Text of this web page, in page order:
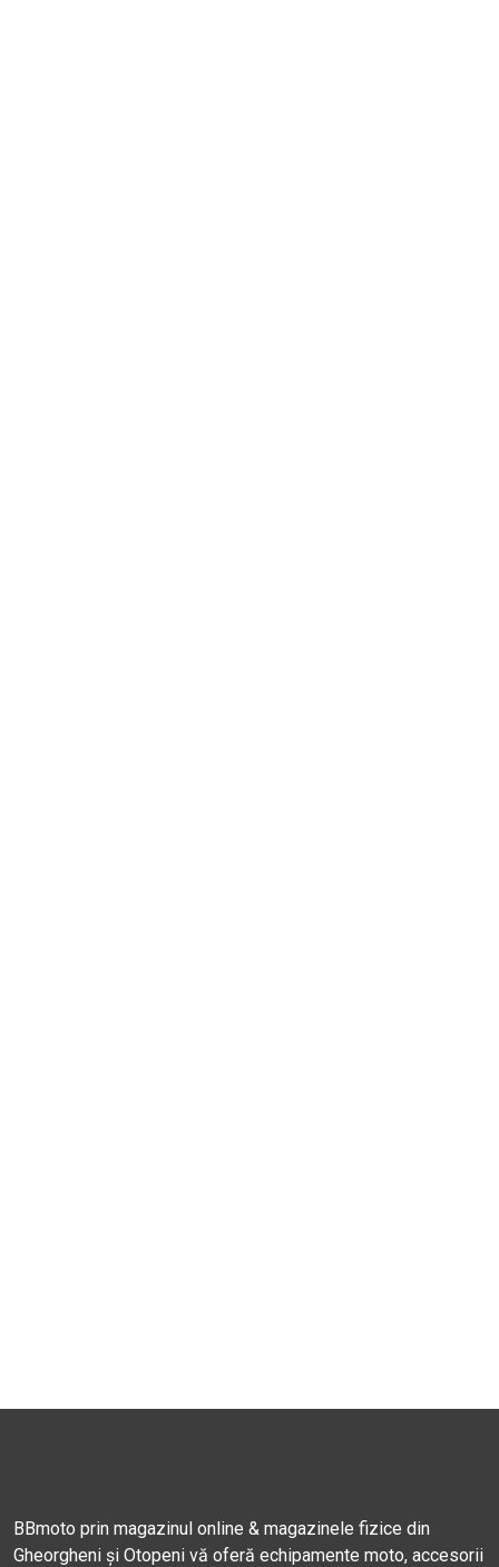
BBmoto prin magazinul online & magazinele fizice din
Gheorgheni și Otopeni vă oferă echipamente moto, accesorii